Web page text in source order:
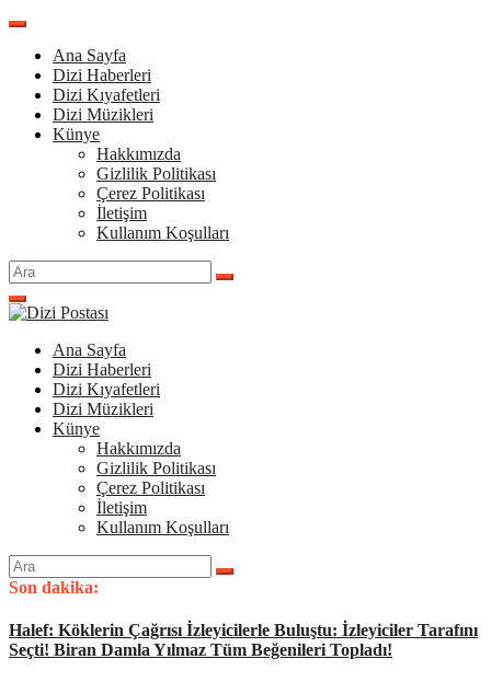
İçeriğe
Ana Sayfa
Dizi Haberleri
Dizi Kıyafetleri
Dizi Müzikleri
Künye
Hakkımızda
Gizlilik Politikası
Çerez Politikası
İletişim
Kullanım Koşulları
Arama
yap:
Ana Sayfa
Dizi Haberleri
Dizi Kıyafetleri
Dizi Müzikleri
Künye
Hakkımızda
Gizlilik Politikası
Çerez Politikası
İletişim
Kullanım Koşulları
Arama
yap:
Son dakika:
Halef: Köklerin Çağrısı İzleyicilerle Buluştu: İzleyiciler Tarafını
Seçti! Biran Damla Yılmaz Tüm Beğenileri Topladı!